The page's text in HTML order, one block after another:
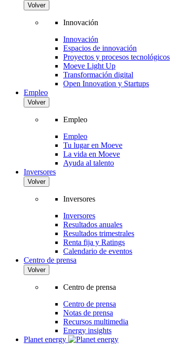
Volver
Innovación
Innovación
Espacios de innovación
Proyectos y procesos tecnológicos
Moeve Light Up
Transformación digital
Open Innovation y Startups
Empleo
Volver
Empleo
Empleo
Tu lugar en Moeve
La vida en Moeve
Ayuda al talento
Inversores
Volver
Inversores
Inversores
Resultados anuales
Resultados trimestrales
Renta fija y Ratings
Calendario de eventos
Centro de prensa
Volver
Centro de prensa
Centro de prensa
Notas de prensa
Recursos multimedia
Energy insights
Planet energy